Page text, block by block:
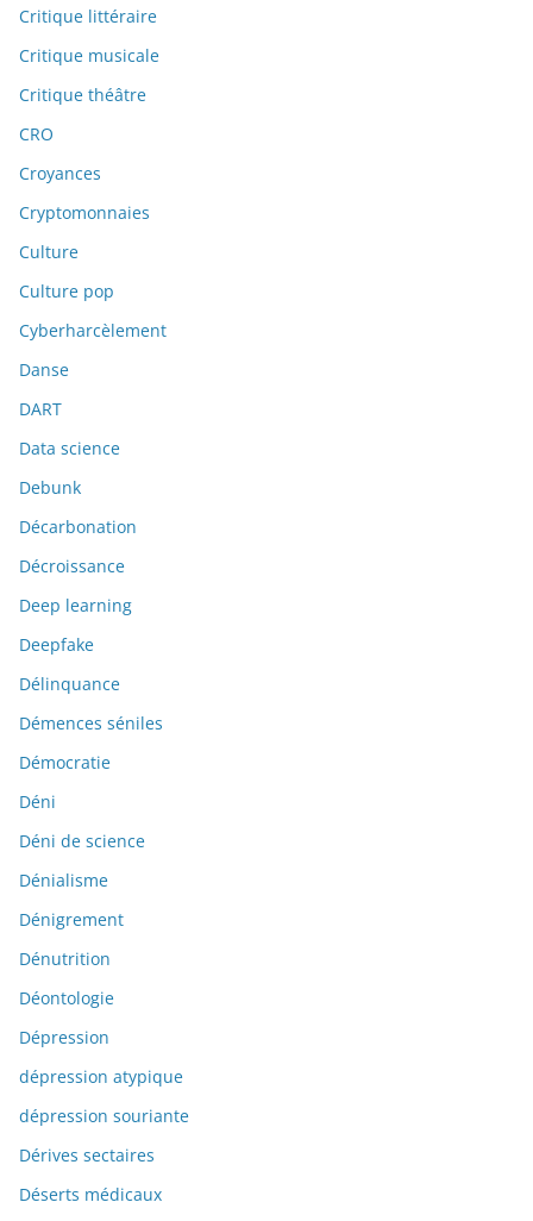
Critique littéraire
Critique musicale
Critique théâtre
CRO
Croyances
Cryptomonnaies
Culture
Culture pop
Cyberharcèlement
Danse
DART
Data science
Debunk
Décarbonation
Décroissance
Deep learning
Deepfake
Délinquance
Démences séniles
Démocratie
Déni
Déni de science
Dénialisme
Dénigrement
Dénutrition
Déontologie
Dépression
dépression atypique
dépression souriante
Dérives sectaires
Déserts médicaux